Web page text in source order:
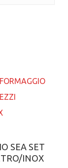
al carrello
SEA SET
INOX